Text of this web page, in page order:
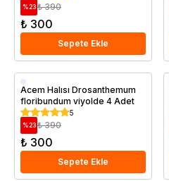
%23 ₺ 390
₺ 300
Sepete Ekle
Saksıda
Acem Halısı Drosanthemum
floribundum viyolde 4 Adet
5
%23 ₺ 390
₺ 300
Sepete Ekle